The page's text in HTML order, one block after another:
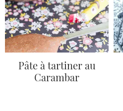
Pâte à tartiner au
Carambar